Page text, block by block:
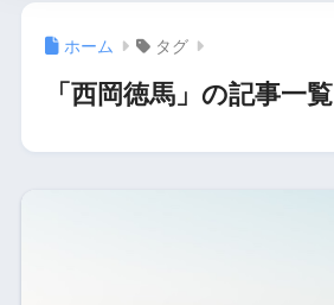
ホーム タグ
「西岡徳馬」の記事一覧